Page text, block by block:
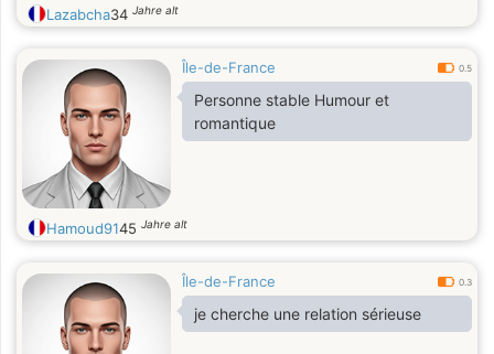
Lazabcha34 Jahre alt
Île-de-France 0.5
Personne stable Humour et
romantique
Hamoud9145 Jahre alt
Île-de-France 0.3
je cherche une relation sérieuse